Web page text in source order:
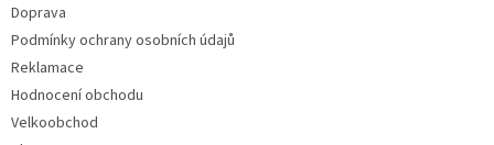
Doprava
Podmínky ochrany osobních údajů
Reklamace
Hodnocení obchodu
Velkoobchod